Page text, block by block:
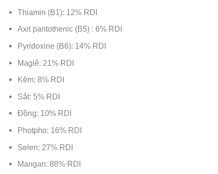
Thiamin (B1): 12% RDI
Axit pantothenic (B5) : 6% RDI
Pyridoxine (B6): 14% RDI
Magiê: 21% RDI
Kẽm: 8% RDI
Sắt: 5% RDI
Đồng: 10% RDI
Photpho: 16% RDI
Selen: 27% RDI
Mangan: 88% RDI